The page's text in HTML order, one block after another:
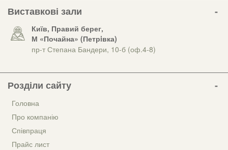
Виставкові зали
Київ, Правий берег,
М «Почайна» (Петрiвка)
пр-т Степана Бандери, 10-б (оф.4-8)
Розділи сайту
Головна
Про компанію
Співпраця
Прайс лист